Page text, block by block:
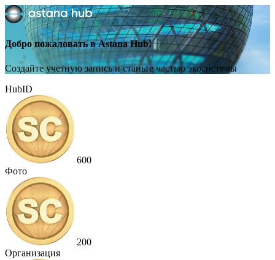
Добро пожаловать в Astana Hub!
Создайте учетную запись и станьте частью экосистемы
HubID
600
Фото
200
Организация